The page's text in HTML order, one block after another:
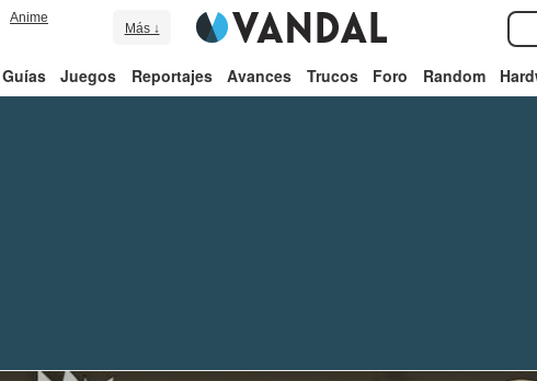
Anime
Más ↓
Guías Juegos Reportajes Avances Trucos Foro Random